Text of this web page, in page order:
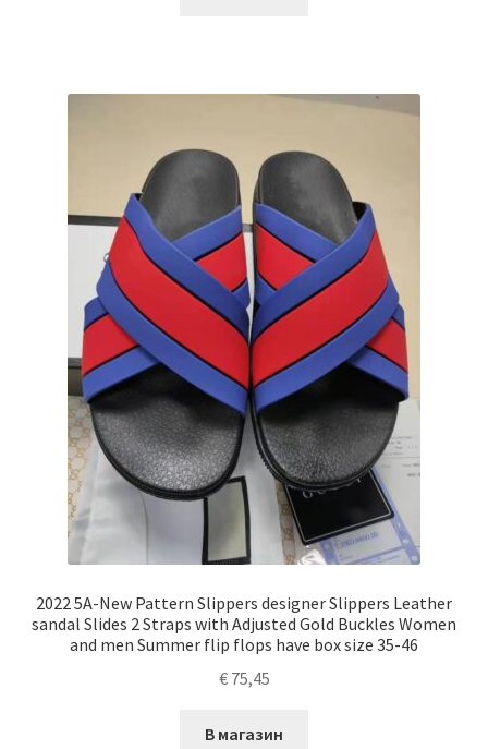
2022 5A-New Pattern Slippers designer Slippers Leather
sandal Slides 2 Straps with Adjusted Gold Buckles Women
and men Summer flip flops have box size 35-46
€75,45
В магазин